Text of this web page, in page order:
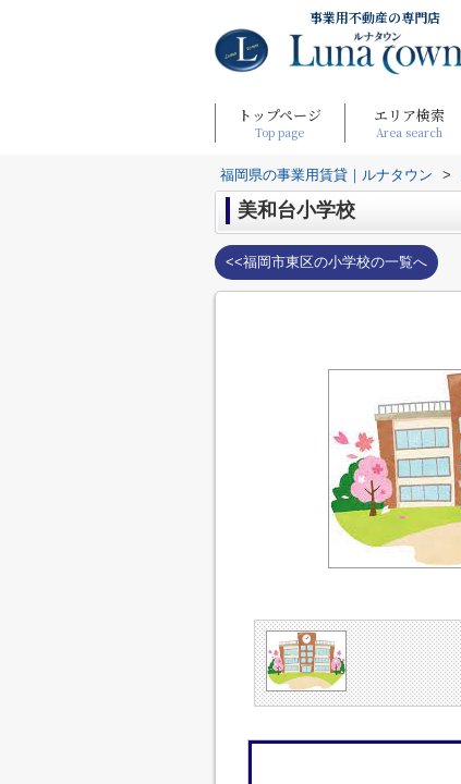
事業用不動産の専門店
トップページ
Top page
エリア検索
Area search
福岡県の事業用賃貸｜ルナタウン >
美和台小学校
<<福岡市東区の小学校の一覧へ